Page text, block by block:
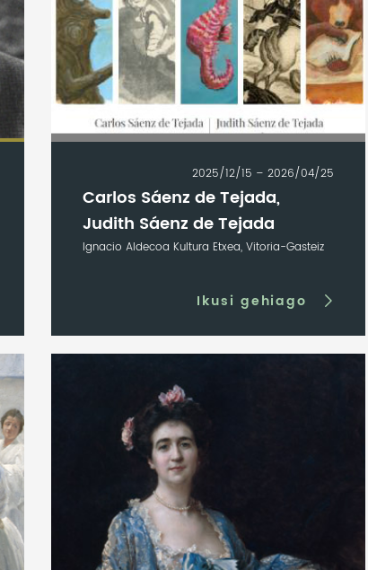
2025/12/15 – 2026/04/25
Carlos Sáenz de Tejada,
Judith Sáenz de Tejada
Ignacio Aldecoa Kultura Etxea, Vitoria-Gasteiz
Ikusi gehiago